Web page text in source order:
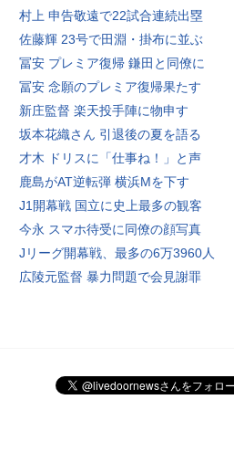
村上 申告敬遠で22試合連続出塁
佐藤輝 23号で田淵・掛布に並ぶ
冨安 プレミア復帰 鎌田と同僚に
冨安 念願のプレミア復帰果たす
新庄監督 楽天投手陣に物申す
坂本花織さん 引退後の夏を語る
才木 ドリスに「仕事ね！」と声
鹿島がAT逆転弾 横浜Mを下す
J1開幕戦 国立に史上最多の観客
今永 スマホ待受に同僚の顔写真
Jリーグ開幕戦、最多の6万3960人
広陵元監督 暴力問題で会見謝罪